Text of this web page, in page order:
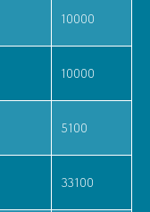
10000
10000
5100
33100